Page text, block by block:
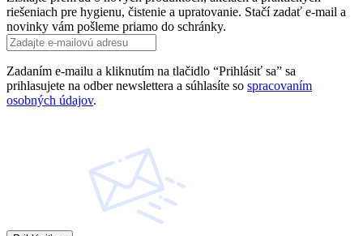
riešeniach pre hygienu, čistenie a upratovanie. Stačí zadať e-mail a
novinky vám pošleme priamo do schránky.
Zadaním e-mailu a kliknutím na tlačidlo “Prihlásiť sa” sa
prihlasujete na odber newslettera a súhlasíte so spracovaním
osobných údajov.